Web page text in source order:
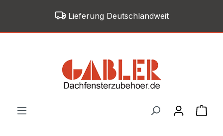
Zum Hauptinhalt springenLieferung Deutschlandweit